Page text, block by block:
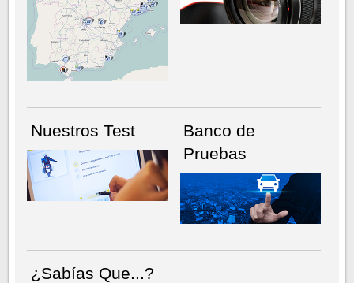
NÚMERO ACTUALHEMEROTECA
Nuestros Test
Banco de
Pruebas
¿Sabías Que...?